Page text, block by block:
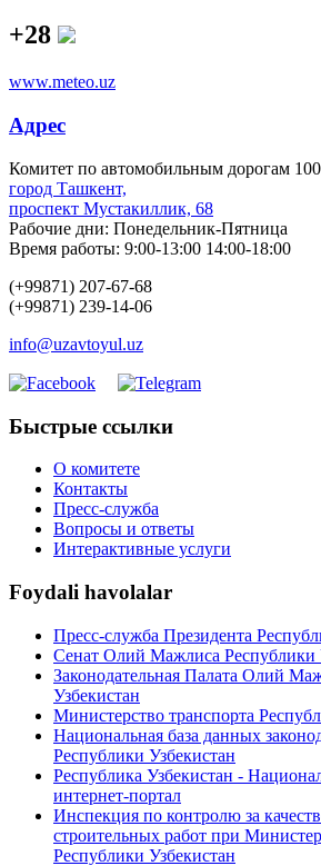
+28
www.meteo.uz
Адрес
Комитет по автомобильным дорогам
город Ташкент,
проспект Мустакиллик, 68
Рабочие дни: Понедельник-Пятница
Время работы: 9:00-13:00 14:00-18:00
(+99871) 207-67-68
(+99871) 239-14-06
info@uzavtoyul.uz
Быстрые ссылки
О комитете
Контакты
Пресс-служба
Вопросы и ответы
Интерактивные услуги
Foydali havolalar
Пресс-служба Президента
Сенат Олий Мажлиса Республики
Законодательная Палата Олий
Узбекистан
Министерство транспорта
Национальная база данных
Республики Узбекистан
Республика Узбекистан -
интернет-портал
Инспекция по контролю за
строительных работ при
Республики Узбекистан